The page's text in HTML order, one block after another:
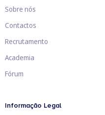
Sobre nós
Contactos
Recrutamento
Academia
Fórum
Informação Legal